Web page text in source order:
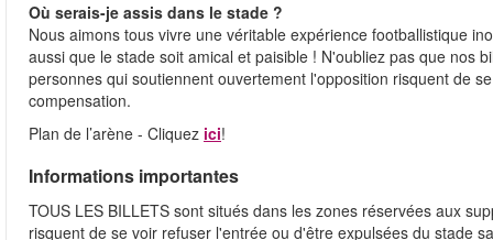
Où serais-je assis dans le stade ?
Nous aimons tous vivre une véritable expérience footballistique
aussi que le stade soit amical et paisible ! N'oubliez pas que nos
personnes qui soutiennent ouvertement l'opposition risquent de
compensation.
Plan de l’arène - Cliquez ici!
Informations importantes
TOUS LES BILLETS sont situés dans les zones réservées aux
risquent de se voir refuser l'entrée ou d'être expulsées du stade